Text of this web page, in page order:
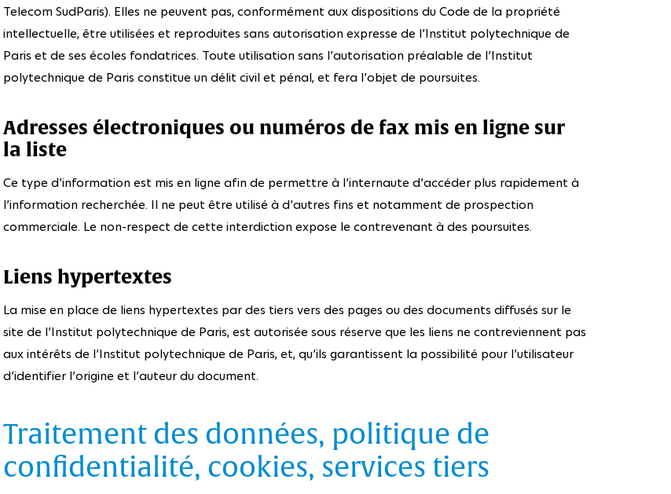
Telecom SudParis). Elles ne peuvent pas, conformément aux dispositions du Code de la propriété
intellectuelle, être utilisées et reproduites sans autorisation expresse de l’Institut polytechnique de
Paris et de ses écoles fondatrices. Toute utilisation sans l’autorisation préalable de l’Institut
polytechnique de Paris constitue un délit civil et pénal, et fera l’objet de poursuites.
Adresses électroniques ou numéros de fax mis en ligne sur
la liste
Ce type d’information est mis en ligne afin de permettre à l’internaute d’accéder plus rapidement à
l’information recherchée. Il ne peut être utilisé à d’autres fins et notamment de prospection
commerciale. Le non-respect de cette interdiction expose le contrevenant à des poursuites.
Liens hypertextes
La mise en place de liens hypertextes par des tiers vers des pages ou des documents diffusés sur le
site de l’Institut polytechnique de Paris, est autorisée sous réserve que les liens ne contreviennent pas
aux intérêts de l’Institut polytechnique de Paris, et, qu’ils garantissent la possibilité pour l’utilisateur
d’identifier l’origine et l’auteur du document.
Traitement des données, politique de
confidentialité, cookies, services tiers